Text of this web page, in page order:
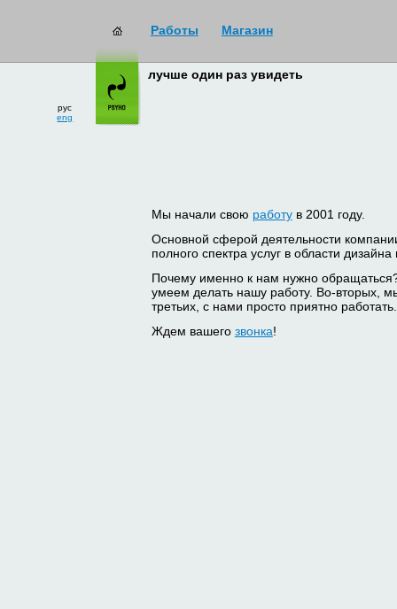
Работы Магазин
рус
eng
лучше один раз увидеть
Мы начали свою работув 2001 году.
Основной сферой деятельности
полного спектра услуг в области
Почему именно к нам нужно
умеем делать нашу работу. Во-вторых,
третьих, с нами просто приятно работать.
Ждем вашего звонка!